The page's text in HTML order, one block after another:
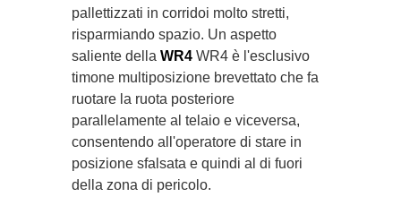
pallettizzati in corridoi molto stretti,
risparmiando spazio. Un aspetto
saliente della WR4 WR4 è l'esclusivo
timone multiposizione brevettato che fa
ruotare la ruota posteriore
parallelamente al telaio e viceversa,
consentendo all'operatore di stare in
posizione sfalsata e quindi al di fuori
della zona di pericolo.